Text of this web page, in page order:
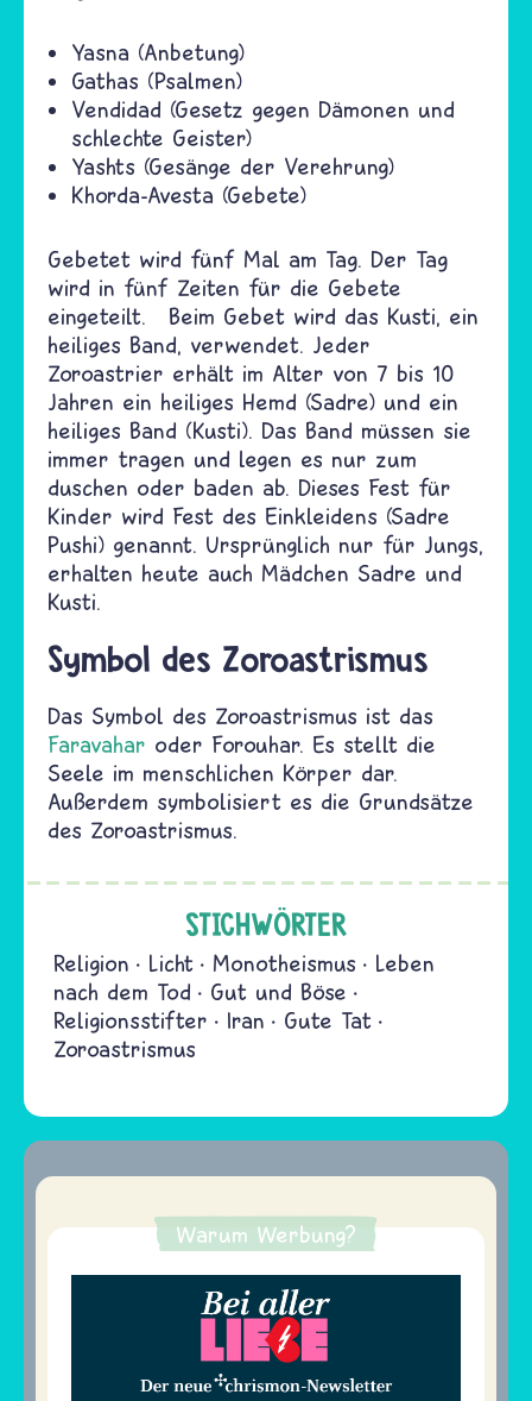
Yasna (Anbetung)
Gathas (Psalmen)
Vendidad (Gesetz gegen Dämonen und
schlechte Geister)
Yashts (Gesänge der Verehrung)
Khorda-Avesta (Gebete)
Gebetet wird fünf Mal am Tag. Der Tag
wird in fünf Zeiten für die Gebete
eingeteilt. Beim Gebet wird das Kusti, ein
heiliges Band, verwendet. Jeder
Zoroastrier erhält im Alter von 7 bis 10
Jahren ein heiliges Hemd (Sadre) und ein
heiliges Band (Kusti). Das Band müssen sie
immer tragen und legen es nur zum
duschen oder baden ab. Dieses Fest für
Kinder wird Fest des Einkleidens (Sadre
Pushi) genannt. Ursprünglich nur für Jungs,
erhalten heute auch Mädchen Sadre und
Kusti.
Symbol des Zoroastrismus
Das Symbol des Zoroastrismus ist das
Faravahar oder Forouhar. Es stellt die
Seele im menschlichen Körper dar.
Außerdem symbolisiert es die Grundsätze
des Zoroastrismus.
STICHWÖRTER
Religion Licht Monotheismus
Leben
nach dem Tod
Gut und Böse
Religionsstifter
Iran
Gute Tat
Zoroastrismus
Warum Werbung?